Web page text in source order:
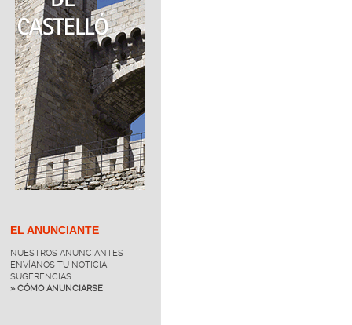
EL ANUNCIANTE
NUESTROS ANUNCIANTES
ENVÍANOS TU NOTICIA
SUGERENCIAS
» CÓMO ANUNCIARSE